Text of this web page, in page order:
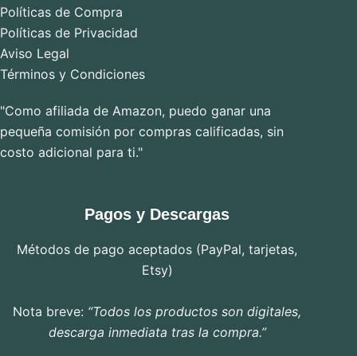
Políticas de Compra
Políticas de Privacidad
Aviso Legal
Términos y Condiciones
"Como afiliada de Amazon, puedo ganar una
pequeña comisión por compras calificadas, sin
costo adicional para ti."
Pagos y Descargas
Métodos de pago aceptados (PayPal, tarjetas,
Etsy)
Nota breve: “Todos los productos son digitales,
descarga inmediata tras la compra.”